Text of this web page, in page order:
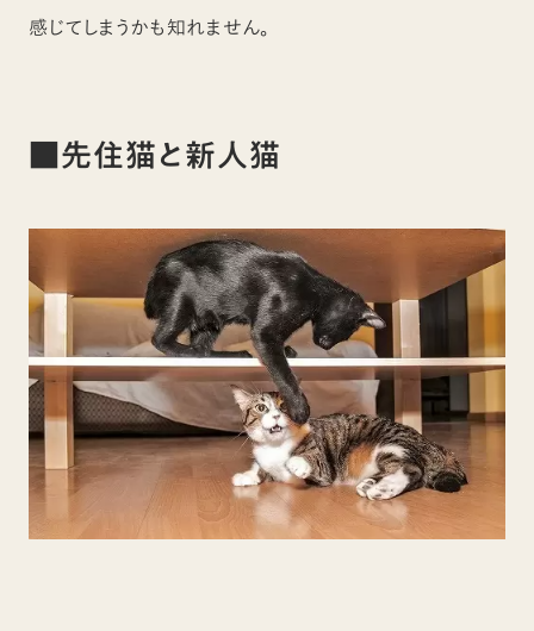
感じてしまうかも知れません。
■先住猫と新人猫